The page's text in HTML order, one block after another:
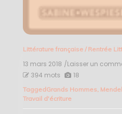
Littérature française/ Rentrée
13 mars 2018 /Laisser un
394 mots 18
TaggedGrands Hommes,
Travail d'écriture